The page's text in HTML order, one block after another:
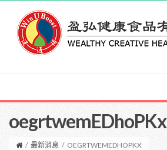
oegrtwemEDhoPKx
/ 最新消息 / OEGRTWEMEDHOPKX